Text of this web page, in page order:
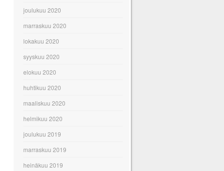
joulukuu 2020
marraskuu 2020
lokakuu 2020
syyskuu 2020
elokuu 2020
huhtikuu 2020
maaliskuu 2020
helmikuu 2020
joulukuu 2019
marraskuu 2019
heinäkuu 2019